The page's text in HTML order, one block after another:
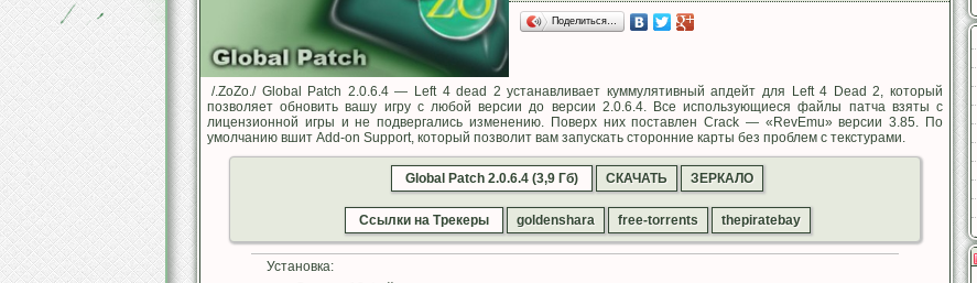
Поделиться…
/.ZoZo./ Global Patch 2.0.6.4 — Left 4 dead 2 устанавливает куммулятивный апдейт для Left 4 Dead 2, который
позволяет обновить вашу игру с любой версии до версии 2.0.6.4. Все использующиеся файлы патча взяты с
лицензионной игры и не подвергались изменению. Поверх них поставлен Crack — «RevEmu» версии 3.85. По
умолчанию вшит Add-on Support, который позволит вам запускать сторонние карты без проблем с текстурами.
Global Patch 2.0.6.4 (3,9 Гб) СКАЧАТЬ ЗЕРКАЛО
Ссылки на Трекеры goldenshara free-torrents thepiratebay
Установка: